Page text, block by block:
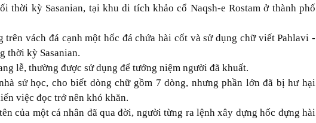
thời kỳ Sasanian, tại khu di tích khảo cổ Naqsh-e Rostam ở thành phố
trên vách đá cạnh một hốc đá chứa hài cốt và sử dụng chữ viết Pahlavi -
thời kỳ Sasanian.
lễ, thường được sử dụng để tưởng niệm người đã khuất.
sử học, cho biết dòng chữ gồm 7 dòng, nhưng phần lớn đã bị hư hại
việc đọc trở nên khó khăn.
của một cá nhân đã qua đời, người từng ra lệnh xây dựng hốc đựng hài